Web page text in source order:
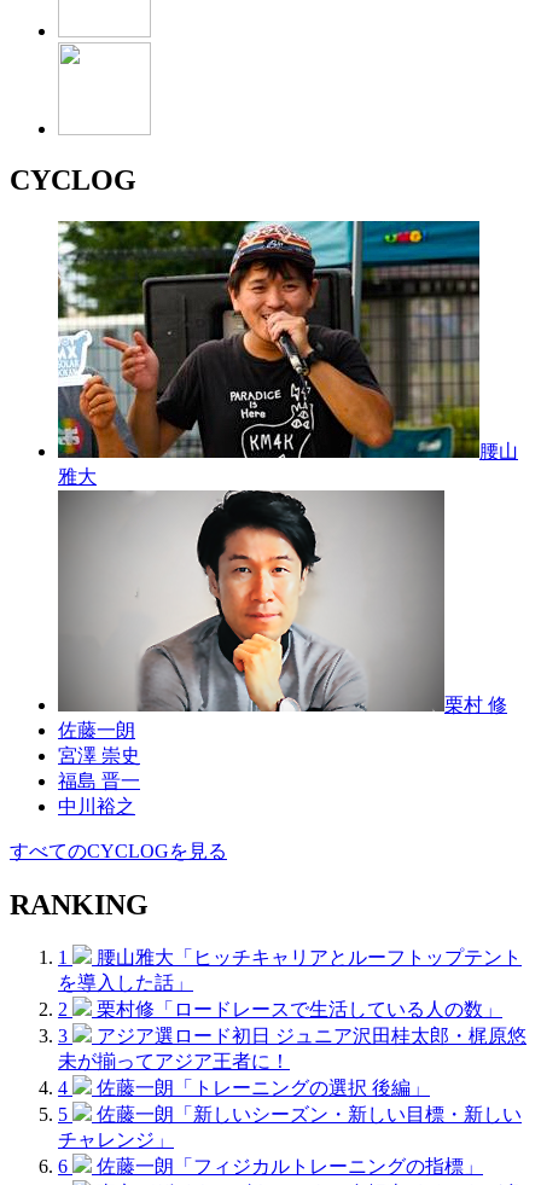
CYCLOG
腰山
雅大
栗村 修
佐藤一朗
宮澤 崇史
福島 晋一
中川裕之
すべてのCYCLOGを見る
RANKING
1
腰山雅大「ヒッチキャリアとルーフトップテント
を導入した話」
2
栗村修「ロードレースで生活している人の数」
3
アジア選ロード初日 ジュニア沢田桂太郎・梶原悠
未が揃ってアジア王者に！
4
佐藤一朗「トレーニングの選択 後編」
5
佐藤一朗「新しいシーズン・新しい目標・新しい
チャレンジ」
6
佐藤一朗「フィジカルトレーニングの指標」